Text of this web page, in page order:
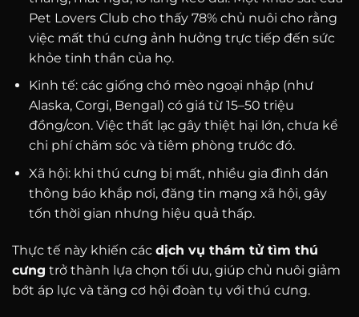
Pet Lovers Club cho thấy 78% chủ nuôi cho rằng
việc mất thú cưng ảnh hưởng trực tiếp đến sức
khỏe tinh thần của họ.
Kinh tế: các giống chó mèo ngoại nhập (như
Alaska, Corgi, Bengal) có giá từ 15–50 triệu
đồng/con. Việc thất lạc gây thiệt hại lớn, chưa kể
chi phí chăm sóc và tiêm phòng trước đó.
Xã hội: khi thú cưng bị mất, nhiều gia đình dán
thông báo khắp nơi, đăng tin mạng xã hội, gây
tốn thời gian nhưng hiệu quả thấp.
Thực tế này khiến các dịch vụ thám tử tìm thú
cưng trở thành lựa chọn tối ưu, giúp chủ nuôi giảm
bớt áp lực và tăng cơ hội đoàn tụ với thú cưng.